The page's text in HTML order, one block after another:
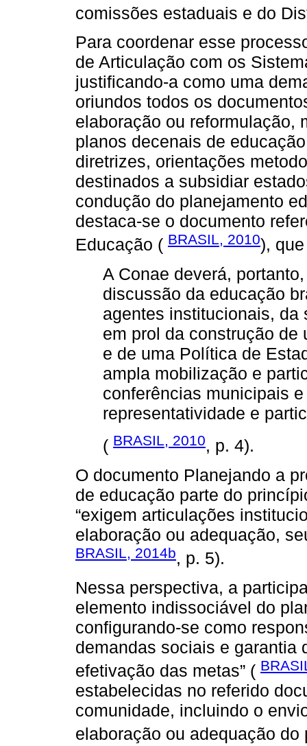
comissões estaduais e do
Para coordenar esse
de Articulação com os
justificando-a como uma
oriundos todos os
elaboração ou reformulação,
planos decenais de
diretrizes, orientações
destinados a subsidiar
condução do planejamento
destaca-se o documento
Educação ( BRASIL, 2010),
A Conae deverá,
discussão da educação
agentes institucionais,
em prol da construção de
e de uma Política de
ampla mobilização e
conferências municipais
representatividade e
( BRASIL, 2010, p. 4).
O documento Planejando a
de educação parte do
“exigem articulações
elaboração ou adequação,
BRASIL, 2014b, p. 5).
Nessa perspectiva, a
elemento indissociável do
configurando-se como
demandas sociais e garantia
efetivação das metas” (
estabelecidas no referido
comunidade, incluindo o
elaboração ou adequação do